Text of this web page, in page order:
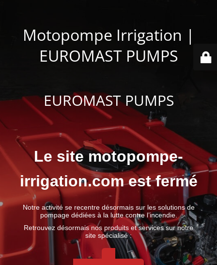
Motopompe Irrigation |
EUROMAST PUMPS
EUROMAST PUMPS
Le site motopompe-
irrigation.com est fermé
Notre activité se recentre désormais sur les solutions de
pompage dédiées à la lutte contre l’incendie.
Retrouvez désormais nos produits et services sur notre
site spécialisé :